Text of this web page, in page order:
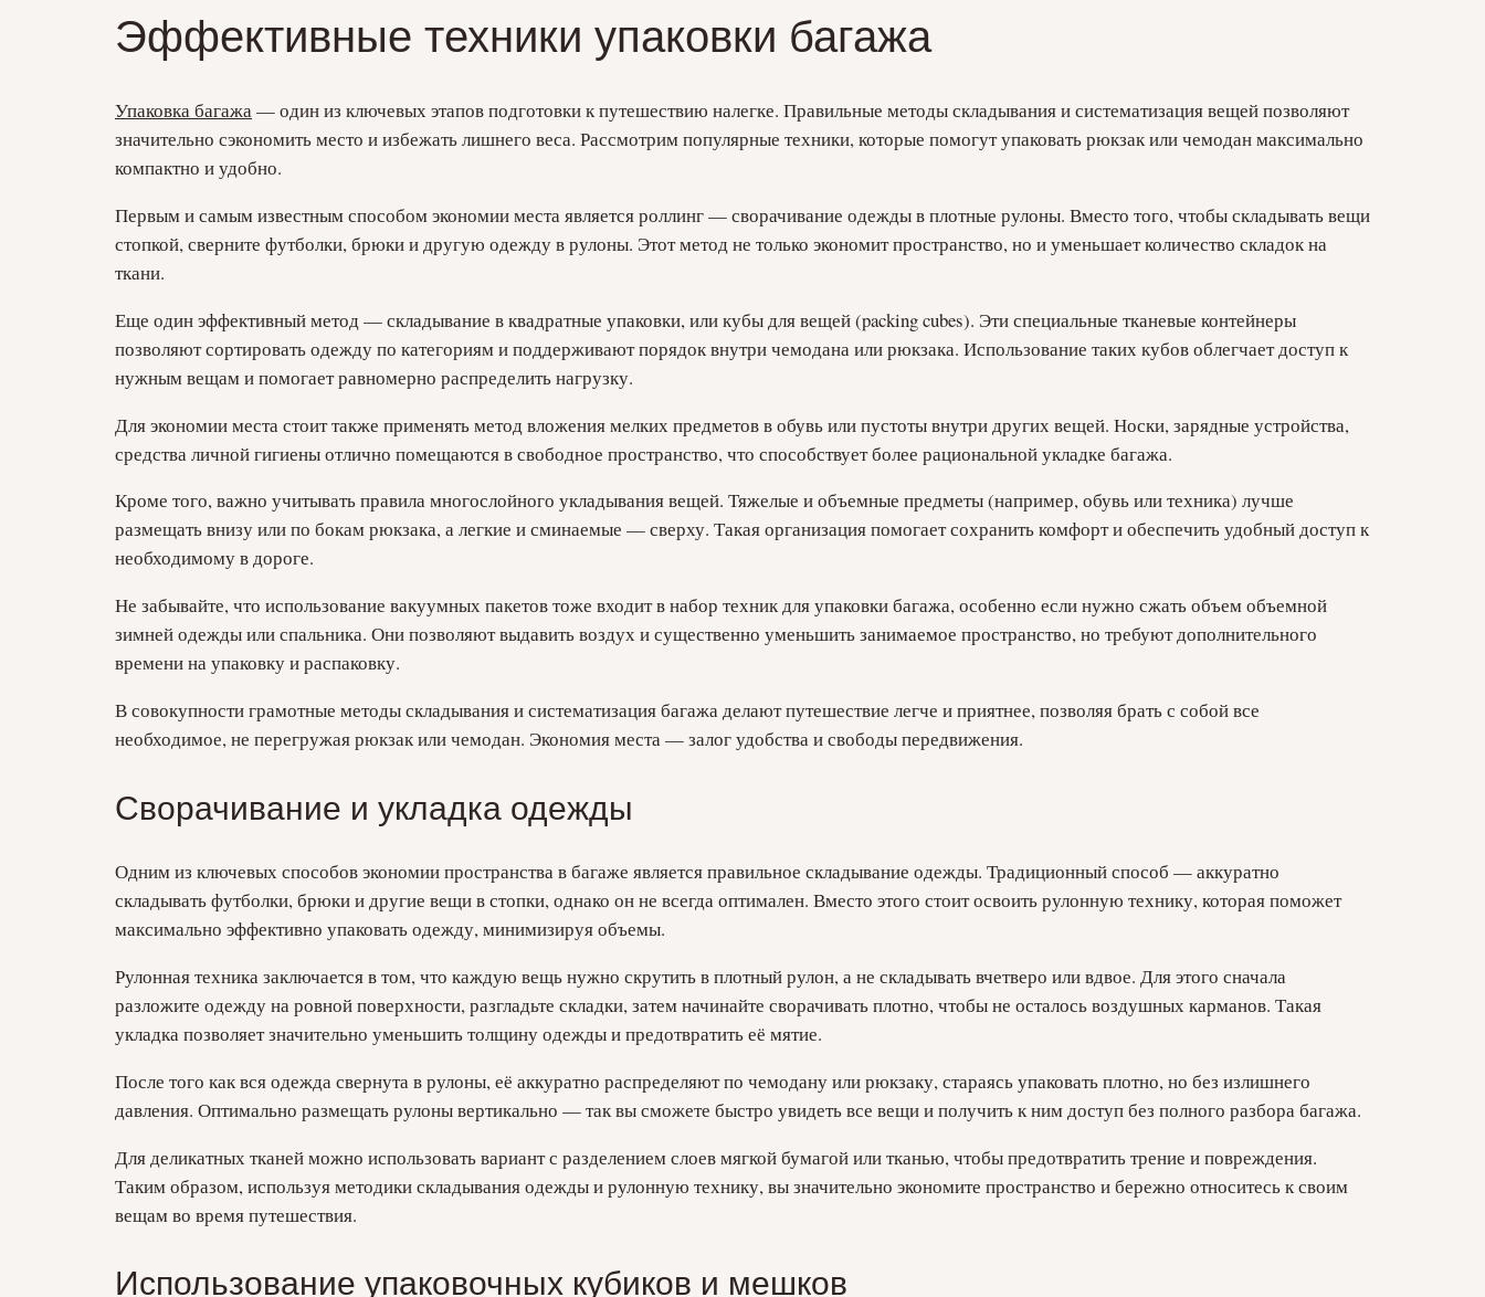
Эффективные техники упаковки багажа
Упаковка багажа— один из ключевых этапов подготовки к путешествию налегке. Правильные методы складывания и систематизация вещей позволяют
значительно сэкономить место и избежать лишнего веса. Рассмотрим популярные техники, которые помогут упаковать рюкзак или чемодан максимально
компактно и удобно.
Первым и самым известным способом экономии места является роллинг — сворачивание одежды в плотные рулоны. Вместо того, чтобы складывать вещи
стопкой, сверните футболки, брюки и другую одежду в рулоны. Этот метод не только экономит пространство, но и уменьшает количество складок на
ткани.
Еще один эффективный метод — складывание в квадратные упаковки, или кубы для вещей (packing cubes). Эти специальные тканевые контейнеры
позволяют сортировать одежду по категориям и поддерживают порядок внутри чемодана или рюкзака. Использование таких кубов облегчает доступ к
нужным вещам и помогает равномерно распределить нагрузку.
Для экономии места стоит также применять метод вложения мелких предметов в обувь или пустоты внутри других вещей. Носки, зарядные устройства,
средства личной гигиены отлично помещаются в свободное пространство, что способствует более рациональной укладке багажа.
Кроме того, важно учитывать правила многослойного укладывания вещей. Тяжелые и объемные предметы (например, обувь или техника) лучше
размещать внизу или по бокам рюкзака, а легкие и сминаемые — сверху. Такая организация помогает сохранить комфорт и обеспечить удобный доступ к
необходимому в дороге.
Не забывайте, что использование вакуумных пакетов тоже входит в набор техник для упаковки багажа, особенно если нужно сжать объем объемной
зимней одежды или спальника. Они позволяют выдавить воздух и существенно уменьшить занимаемое пространство, но требуют дополнительного
времени на упаковку и распаковку.
В совокупности грамотные методы складывания и систематизация багажа делают путешествие легче и приятнее, позволяя брать с собой все
необходимое, не перегружая рюкзак или чемодан. Экономия места — залог удобства и свободы передвижения.
Сворачивание и укладка одежды
Одним из ключевых способов экономии пространства в багаже является правильное складывание одежды. Традиционный способ — аккуратно
складывать футболки, брюки и другие вещи в стопки, однако он не всегда оптимален. Вместо этого стоит освоить рулонную технику, которая поможет
максимально эффективно упаковать одежду, минимизируя объемы.
Рулонная техника заключается в том, что каждую вещь нужно скрутить в плотный рулон, а не складывать вчетверо или вдвое. Для этого сначала
разложите одежду на ровной поверхности, разгладьте складки, затем начинайте сворачивать плотно, чтобы не осталось воздушных карманов. Такая
укладка позволяет значительно уменьшить толщину одежды и предотвратить её мятие.
После того как вся одежда свернута в рулоны, её аккуратно распределяют по чемодану или рюкзаку, стараясь упаковать плотно, но без излишнего
давления. Оптимально размещать рулоны вертикально — так вы сможете быстро увидеть все вещи и получить к ним доступ без полного разбора багажа.
Для деликатных тканей можно использовать вариант с разделением слоев мягкой бумагой или тканью, чтобы предотвратить трение и повреждения.
Таким образом, используя методики складывания одежды и рулонную технику, вы значительно экономите пространство и бережно относитесь к своим
вещам во время путешествия.
Использование упаковочных кубиков и мешков